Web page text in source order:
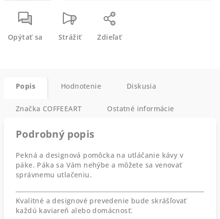
Opýtať sa Strážiť Zdieľať
Popis Hodnotenie Diskusia
Značka COFFEEART Ostatné informácie
Podrobný popis
Pekná a designová pomôcka na utláčanie kávy v
páke. Páka sa Vám nehýbe a môžete sa venovať
správnemu utlačeniu.
Kvalitné a designové prevedenie bude skrášľovať
každú kaviareň alebo domácnosť.